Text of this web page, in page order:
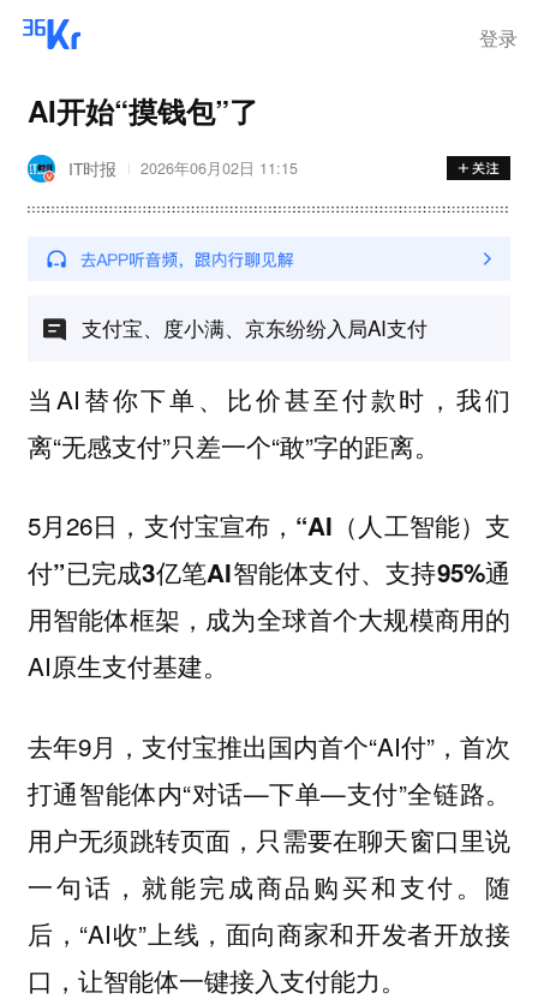
登录
AI开始“摸钱包”了
IT时报 2026年06月02日 11:15
支付宝、度小满、京东纷纷入局AI支付
当AI替你下单、比价甚至付款时，我们
离“无感支付”只差一个“敢”字的距离。
5月26日， 支付宝宣布，“AI（人工智能）支
付”已完成3亿笔AI智能体支付、支持95%通
用智能体框架 ，成为全球首个大规模商用的
AI原生支付基建。
去年9月，支付宝推出国内首个“AI付”，首次
打通智能体内“对话—下单—支付”全链路。
用户无须跳转页面，只需要在聊天窗口里说
一句话，就能完成商品购买和支付。随
后，“AI收”上线，面向商家和开发者开放接
口，让智能体一键接入支付能力。